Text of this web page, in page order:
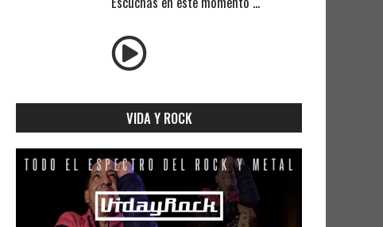
VIDA Y ROCK